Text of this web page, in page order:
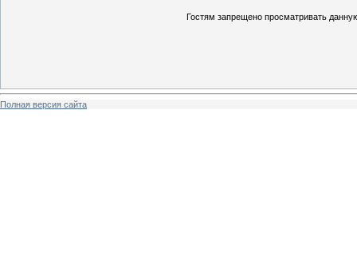
Гостям запрещено просматривать
Полная версия сайта